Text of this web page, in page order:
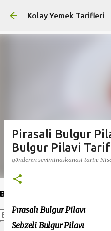
Ana
Kolay Yemek Tarifleri
Bu Blogda Ara
Pirasali Bulgur
Bulgur Pilavi
gönderen seviminaskanasi tarih:
Pırasalı Bulgur Pilavı
Sebzeli Bulgur Pilavı